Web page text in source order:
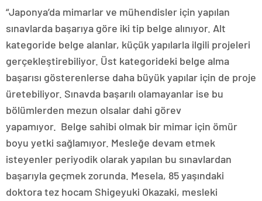
“Japonya’da mimarlar ve mühendisler için yapılan
sınavlarda başarıya göre iki tip belge alınıyor. Alt
kategoride belge alanlar, küçük yapılarla ilgili projeleri
gerçekleştirebiliyor. Üst kategorideki belge alma
başarısı gösterenlerse daha büyük yapılar için de proje
üretebiliyor. Sınavda başarılı olamayanlar ise bu
bölümlerden mezun olsalar dahi görev
yapamıyor. Belge sahibi olmak bir mimar için ömür
boyu yetki sağlamıyor. Mesleğe devam etmek
isteyenler periyodik olarak yapılan bu sınavlardan
başarıyla geçmek zorunda. Mesela, 85 yaşındaki
doktora tez hocam Shigeyuki Okazaki, mesleki